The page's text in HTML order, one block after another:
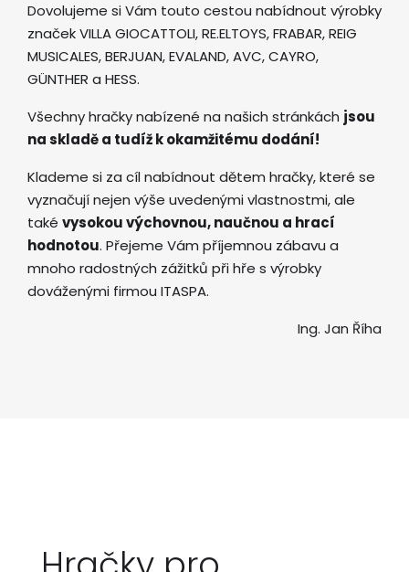
Dovolujeme si Vám touto cestou nabídnout výrobky
značek VILLA GIOCATTOLI, RE.ELTOYS, FRABAR, REIG
MUSICALES, BERJUAN, EVALAND, AVC, CAYRO,
GÜNTHER a HESS.
Všechny hračky nabízené na našich stránkách jsou
na skladě a tudíž k okamžitému dodání!
Klademe si za cíl nabídnout dětem hračky, které se
vyznačují nejen výše uvedenými vlastnostmi, ale
také vysokou výchovnou, naučnou a hrací
hodnotou. Přejeme Vám příjemnou zábavu a
mnoho radostných zážitků při hře s výrobky
dováženými firmou ITASPA.
Ing. Jan Říha